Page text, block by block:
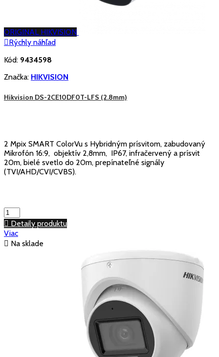
ORIGINAL HIKVISION
Rýchly náhľad
Kód: 9434598
Značka: HIKVISION
Hikvision DS-2CE10DF0T-LFS (2.8mm)
2 Mpix SMART ColorVu s Hybridným prísvitom, zabudovaný
Mikrofón 16:9, objektív 2,8mm, IP67, infračervený a prísvit
20m, bielé svetlo do 20m, prepínateľné signály
(TVI/AHD/CVI/CVBS).
 Detaily produktu
Viac
 Na sklade